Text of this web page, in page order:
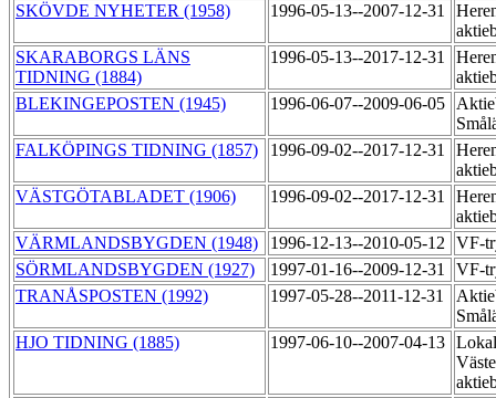
SKÖVDE NYHETER (1958)
1996-05-13--2007-12-31
SKARABORGS LÄNS
TIDNING (1884)
1996-05-13--2017-12-31
BLEKINGEPOSTEN (1945)
1996-06-07--2009-06-05
FALKÖPINGS TIDNING (1857)
1996-09-02--2017-12-31
VÄSTGÖTABLADET (1906)
1996-09-02--2017-12-31
VÄRMLANDSBYGDEN (1948)
1996-12-13--2010-05-12
VF-
SÖRMLANDSBYGDEN (1927)
1997-01-16--2009-12-31
VF-
TRANÅSPOSTEN (1992)
1997-05-28--2011-12-31
HJO TIDNING (1885)
1997-06-10--2007-04-13